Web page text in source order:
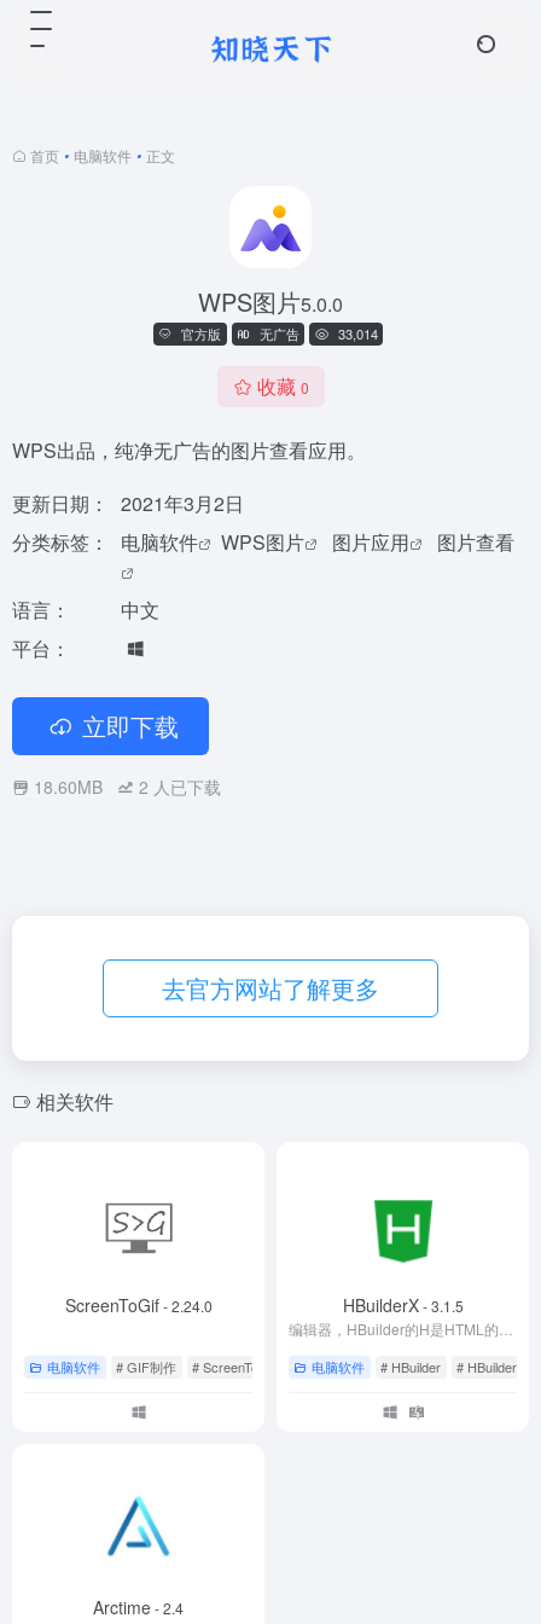
首页 • 电脑软件 • 正文
WPS图片5.0.0
官方版 无广告 33,014
收藏 0
WPS出品，纯净无广告的图片查看应用。
更新日期：
2021年3月2日
分类标签：
电脑软件 WPS图片 图片应用 图片查看
语言：
中文
平台：
立即下载
18.60MB 2 人已下载
去官方网站了解更多
相关软件
ScreenToGif- 2.24.0
电脑软件 # GIF制作 # ScreenToGif # 录制屏幕
HBuilderX- 3.1.5
电脑软件 # HBuilder # HBuilderX
Arctime- 2.4